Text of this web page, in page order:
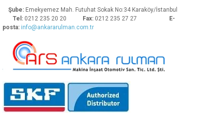
Şube: Emekyemez Mah. Futuhat Sokak No:34 Karaköy/İstanbul
Tel: 0212 235 20 20 Fax: 0212 235 27 27
E-
posta: info@ankararulman.com.tr